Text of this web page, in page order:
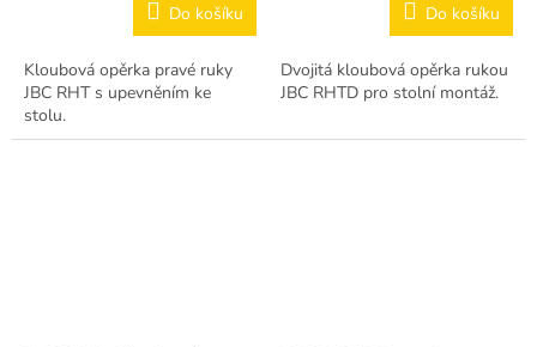
Do košíku
Kloubová opěrka pravé ruky
JBC RHT s upevněním ke
stolu.
Do košíku
Dvojitá kloubová opěrka rukou
JBC RHTD pro stolní montáž.